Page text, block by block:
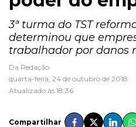
3ª turma do TST
determinou que
trabalhador por danos
Da Redação
quarta-feira, 24 de outubro de 2018
Atualizado às 18:36
Compartilhar